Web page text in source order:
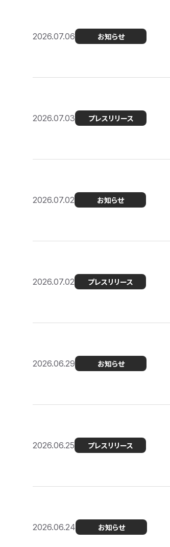
2026.07.06 お知らせ
2026.07.03 プレスリリース
2026.07.02 お知らせ
2026.07.02 プレスリリース
2026.06.29 お知らせ
2026.06.25 プレスリリース
2026.06.24 お知らせ